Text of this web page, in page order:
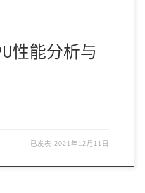
性能分析与
已发表 2021年12月11日